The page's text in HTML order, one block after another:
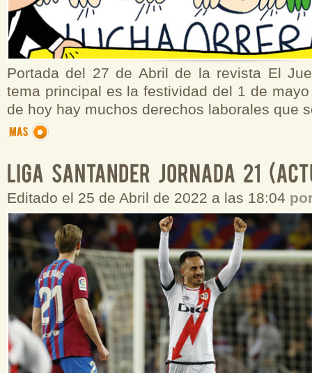
Portada del 27 de Abril de la revista El
tema principal es la festividad del 1 de
de hoy hay muchos derechos laborales que
Editado el 25 de Abril de 2022 a las 18:04